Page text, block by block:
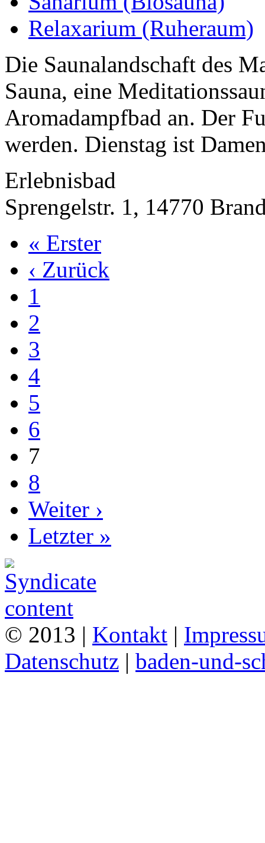
Relaxarium (Ruheraum)
Die Saunalandschaft des
Sauna, eine
Aromadampfbad an. Der
werden. Dienstag ist
Erlebnisbad
Sprengelstr. 1, 14770
« Erster
‹ Zurück
1
2
3
4
5
6
7
8
Weiter ›
Letzter »
© 2013 | Kontakt |
Datenschutz | baden-und-